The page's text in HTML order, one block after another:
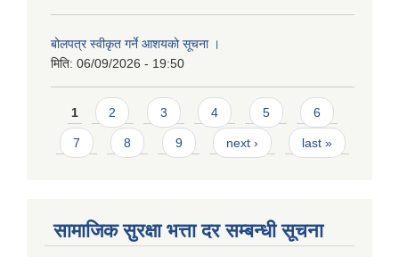
बोलपत्र स्वीकृत गर्ने आशयको सूचना ।
मिति: 06/09/2026 - 19:50
Pages
1 2 3 4 5 6
7 8 9 next › last »
सामाजिक सुरक्षा भत्ता दर सम्बन्धी सूचना